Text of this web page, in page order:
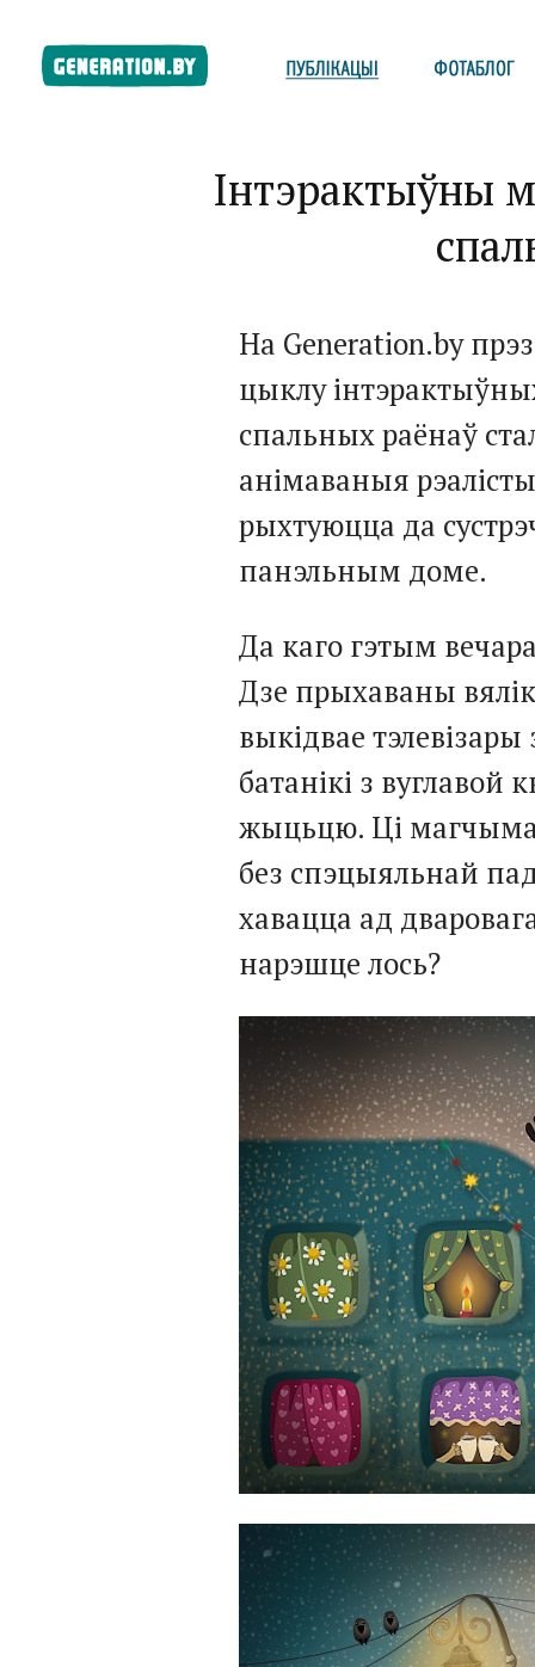
Інтэрактыўны
На Generation.by
цыклу
спальных раёнаў
анімаваныя
рыхтуюцца да
панэльным доме.
Да каго гэтым
Дзе прыхаваны
выкідвае
батанікі з вуглавой
жыцьцю. Ці магчыма
без спэцыяльнай
хавацца ад
нарэшце лось?